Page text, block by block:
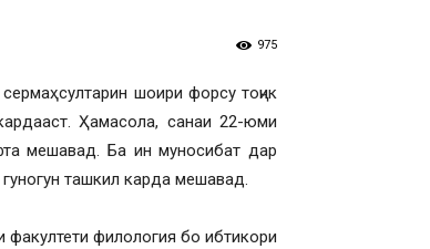
975
шоири форсу тоҷик
Ҳамасола, санаи 22-юми
мешавад. Ба ин муносибат дар
ташкил карда мешавад.
факултети филология бо ибтикори